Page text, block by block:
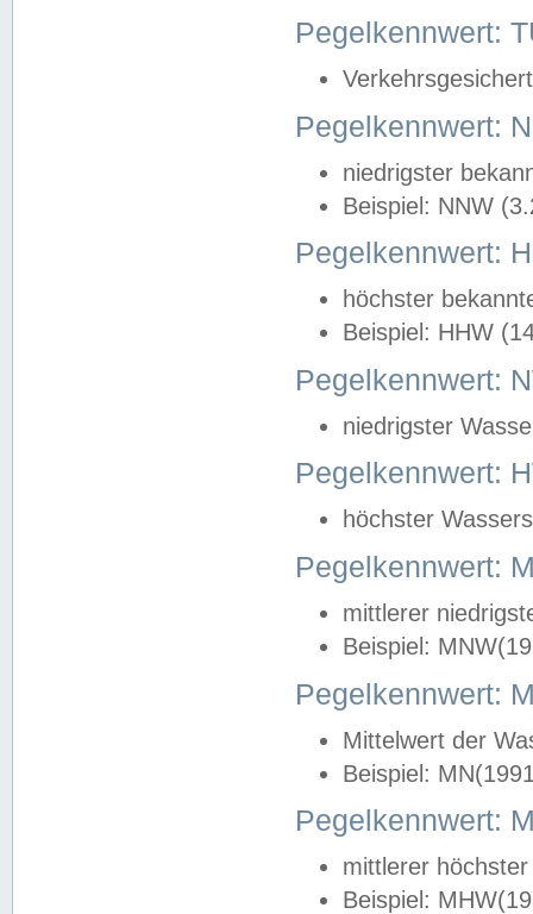
Pegelkennwert:
Pegelkennwert:
niedrigster
Beispiel: NNW
Pegelkennwert:
höchster
Beispiel: HHW
Pegelkennwert:
niedrigster
Pegelkennwert:
höchster
Pegelkennwert:
mittlerer
Beispiel:
Pegelkennwert:
Mittelwert der
Beispiel:
Pegelkennwert:
mittlerer
Beispiel: